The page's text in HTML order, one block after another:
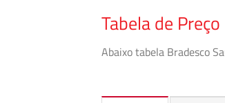
Tabela de
Abaixo tabela Bradesco